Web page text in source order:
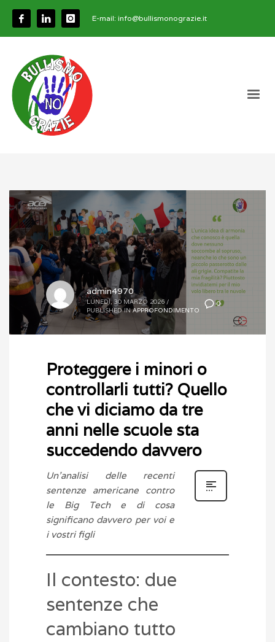
E-mail: info@bullismonograzie.it
0
admin4970
LUNEDÌ, 30 MARZO 2026 /
PUBLISHED IN APPROFONDIMENTO
Proteggere i minori o
controllarli tutti? Quello
che vi diciamo da tre
anni nelle scuole sta
succedendo davvero
Un’analisi delle recenti
sentenze americane contro
le Big Tech e di cosa
significano davvero per voi e
i vostri figli
Il contesto: due
sentenze che
cambiano tutto